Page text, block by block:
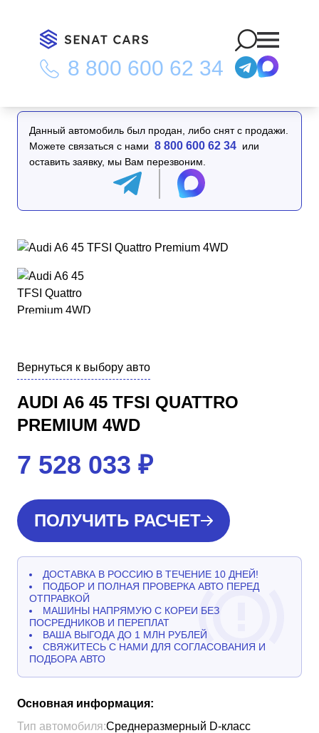
8 800 600 62 34
Главная Каталог/Audi A6 45 TFSI Quattro Premium 4WD
Данный автомобиль был продан, либо снят с продажи.
Можете связаться с нами 8 800 600 62 34 или
оставить заявку, мы Вам перезвоним.
Вернуться к выбору авто
AUDI A6 45 TFSI QUATTRO
PREMIUM 4WD
7 528 033 ₽
ПОЛУЧИТЬ РАСЧЕТ
ДОСТАВКА В РОССИЮ В ТЕЧЕНИЕ 10 ДНЕЙ!
ПОДБОР И ПОЛНАЯ ПРОВЕРКА АВТО ПЕРЕД
ОТПРАВКОЙ
МАШИНЫ НАПРЯМУЮ С КОРЕИ БЕЗ
ПОСРЕДНИКОВ И ПЕРЕПЛАТ
ВАША ВЫГОДА ДО 1 МЛН РУБЛЕЙ
СВЯЖИТЕСЬ С НАМИ ДЛЯ СОГЛАСОВАНИЯ И
ПОДБОРА АВТО
Основная информация:
Тип автомобиля:Среднеразмерный D-класс